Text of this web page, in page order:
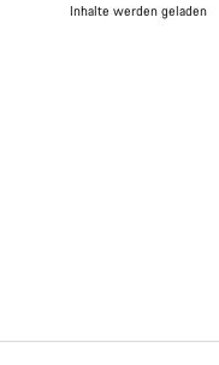
Inhalte werden geladen